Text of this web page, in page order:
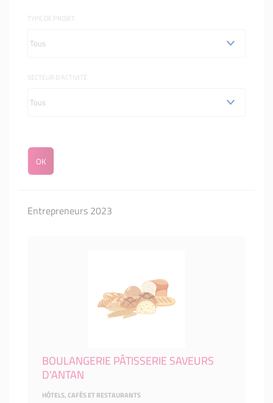
TYPE DE PROJET
SECTEUR D'ACTIVITÉ
Entrepreneurs 2023
BOULANGERIE PÂTISSERIE SAVEURS
D'ANTAN
HÔTELS, CAFÉS ET RESTAURANTS